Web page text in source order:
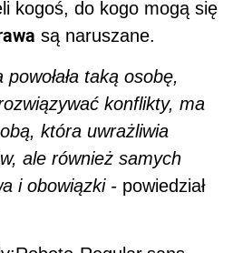
kogoś, do kogo mogą się
są naruszane.
taką osobę,
konflikty, ma
która uwrażliwia
ale również samych
i obowiązki - powiedział